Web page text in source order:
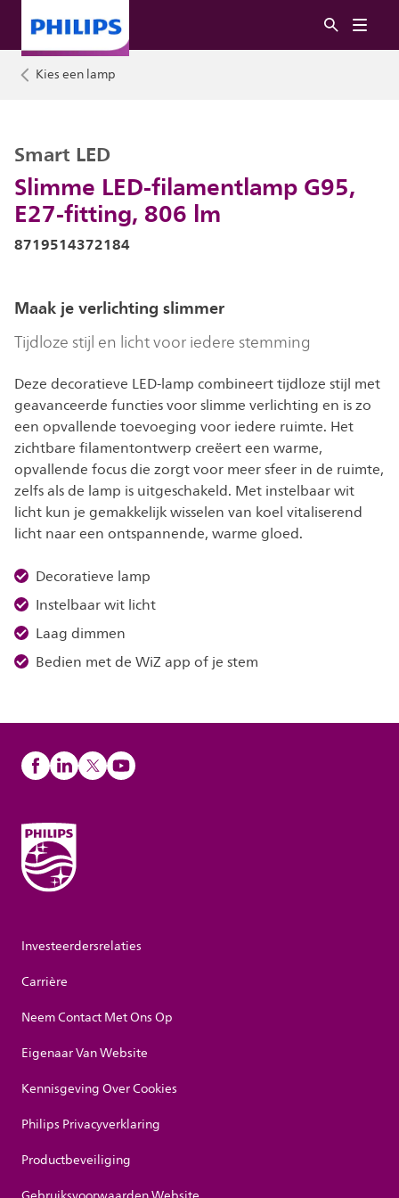
Kies een lamp
Slimme LED-filamentlamp G95,
E27-fitting, 806 lm
Smart LED
8719514372184
Maak je verlichting slimmer
Tijdloze stijl en licht voor iedere stemming
Deze decoratieve LED-lamp combineert tijdloze stijl met
geavanceerde functies voor slimme verlichting en is zo
een opvallende toevoeging voor iedere ruimte. Het
zichtbare filamentontwerp creëert een warme,
opvallende focus die zorgt voor meer sfeer in de ruimte,
zelfs als de lamp is uitgeschakeld. Met instelbaar wit
licht kun je gemakkelijk wisselen van koel vitaliserend
licht naar een ontspannende, warme gloed.
Decoratieve lamp
Instelbaar wit licht
Laag dimmen
Bedien met de WiZ app of je stem
Investeerdersrelaties
Carrière
Neem Contact Met Ons Op
Eigenaar Van Website
Kennisgeving Over Cookies
Philips Privacyverklaring
Productbeveiliging